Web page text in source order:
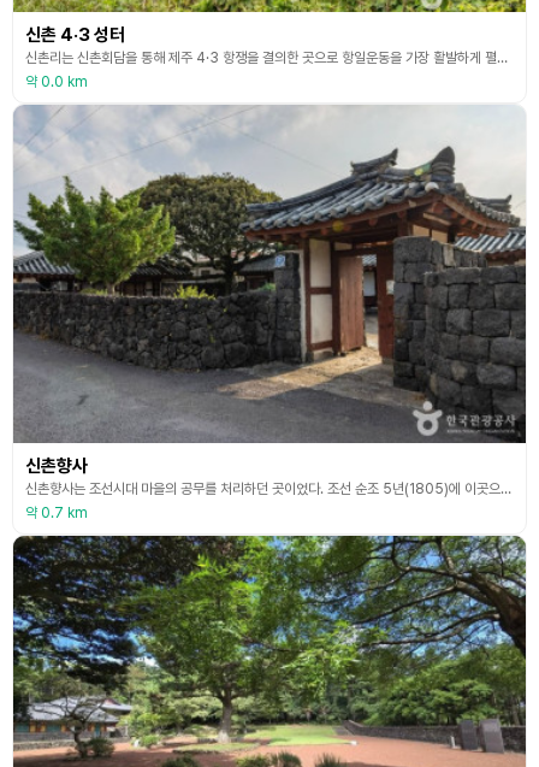
신촌 4·3 성터
신촌리는 신촌회담을 통해 제주 4·3 항쟁을 결의한 곳으로 항일운동을 가장 활발하게 펼치고 조천 만세운동을 일으킨 조천읍 작은 바닷가 마을이다. 신촌리의 4·3 성터는 제주도 4·3 사건 당시에 사람들을 감시하기 위한 목적으로 돌을 직접 쌓아 만든 성터로, 우리 역사의 단면을 보여주는 곳이다. 닭머르해안 인근에 위치하고 있어, 관광객들이 해안길 방문을 위해 자주 찾는 곳이다. 이곳은 닭머르해안길은 해안누리길 50코스에 포함되어 있다. 역사를 알아보고 중
약 0.0 km
신촌향사
신촌향사는 조선시대 마을의 공무를 처리하던 곳이었다. 조선 순조 5년(1805)에 이곳으로 옮겨지었다고 하며, 그 뒤로도 여러 차례 고쳐서 원래 형태에서 많이 바뀐 것으로 보이며, 침수에 대비하여 지대를 높이면서 본래의 분위기를 거의 잃었다. 신촌향사는 앞면이 7칸으로 제주도의 일반 민가보다 규모가 크고 가운데 있는 대청도 넓다. 그러나 구조와 양식 등은 민가와 거의 비슷하다. 우진각 지붕의 기와집이며, 전면퇴는 개방되어 있고 내진주에 세살문을 달았으나
약 0.7 km